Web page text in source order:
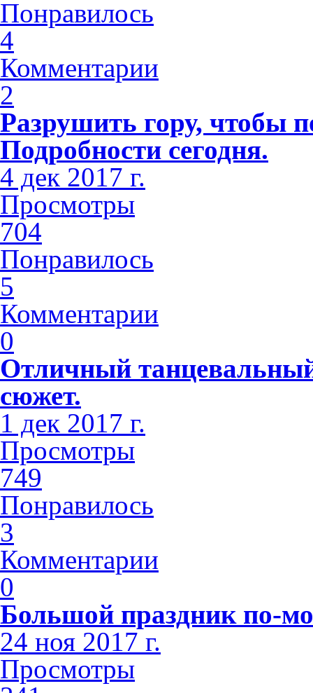
Понравилось
4
Комментарии
2
Разрушить гору, чтобы
Подробности сегодня.
4 дек 2017 г.
Просмотры
704
Понравилось
5
Комментарии
0
Отличный
сюжет.
1 дек 2017 г.
Просмотры
749
Понравилось
3
Комментарии
0
Большой праздник по-
24 ноя 2017 г.
Просмотры